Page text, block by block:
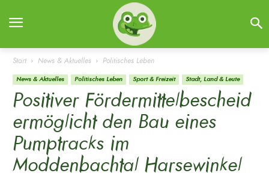
Start News & Aktuelles Politisches Leben
News & Aktuelles Politisches Leben Sport & Freizeit Stadt, Land & Leute
Positiver Fördermittelbescheid
ermöglicht den Bau eines
Pumptracks im
Moddenbachtal Harsewinkel